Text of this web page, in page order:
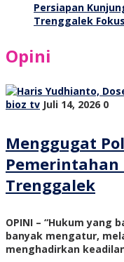
Persiapan
Trenggalek
Opini
bioz tv Juli 14, 2026 0
Menggugat
Pemerintahan
Trenggalek
OPINI – “Hukum yang
banyak mengatur,
menghadirkan